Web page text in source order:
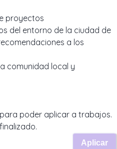
proyectos
del entorno de la ciudad de
a los
comunidad local y
poder aplicar a trabajos.
Aplicar